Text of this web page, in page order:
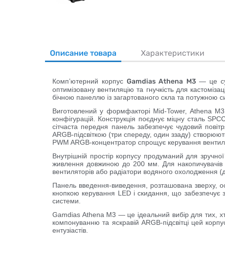
Описание товара Характеристики
Комп’ютерний корпусGamdias Athena M3 — це
оптимізовану вентиляцію та гнучкість для
бічною панеллю із загартованого скла та потужною
Виготовлений у формфакторі Mid-Tower, Athena M3
конфігурацій. Конструкція поєднує міцну сталь
сітчаста передня панель забезпечує чудовий
ARGB-підсвіткою (три спереду, один ззаду)
PWM ARGB-концентратор спрощує керування
Внутрішній простір корпусу продуманий для
живлення довжиною до 200 мм . Для
вентиляторів або радіатори водяного охолодження
Панель введення-виведення, розташована зверху,
кнопкою керування LED і скидання, що забезпечує
системи.
Gamdias Athena M3 — це ідеальний вибір для тих,
компонуванню та яскравій ARGB-підсвітці цей
ентузіастів.